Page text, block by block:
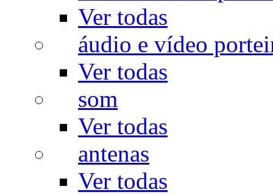
Ver todas
áudio e vídeo
Ver todas
som
Ver todas
antenas
Ver todas